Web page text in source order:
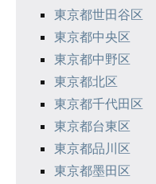
東京都世田谷区
東京都中央区
東京都中野区
東京都北区
東京都千代田区
東京都台東区
東京都品川区
東京都墨田区